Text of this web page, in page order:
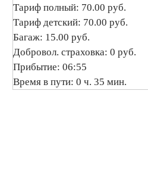
Тариф полный: 70.00 руб.
Тариф детский: 70.00 руб.
Багаж: 15.00 руб.
Добровол. страховка: 0 руб.
Прибытие: 06:55
Время в пути: 0 ч. 35 мин.